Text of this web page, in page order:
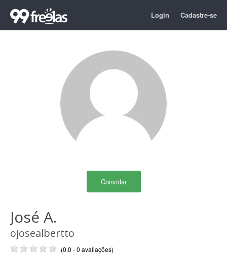
Login Cadastre-se
Convidar
José A.
ojosealbertto
(0.0 - 0 avaliações)